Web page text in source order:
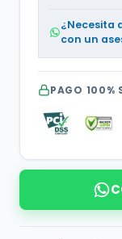
¿Necesita
con un
PAGO 100%